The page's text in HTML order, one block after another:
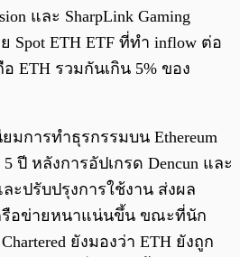
และ SharpLink Gaming
Spot ETH ETF ที่ทำ inflow ต่อ
ETH รวมกันเกิน 5% ของ
มการทำธุรกรรมบน Ethereum
ปี หลังการอัปเกรด Dencun และ
ะปรับปรุงการใช้งาน ส่งผล
รือข่ายหนาแน่นขึ้น ขณะที่นัก
ยังมองว่า ETH ยังถูก